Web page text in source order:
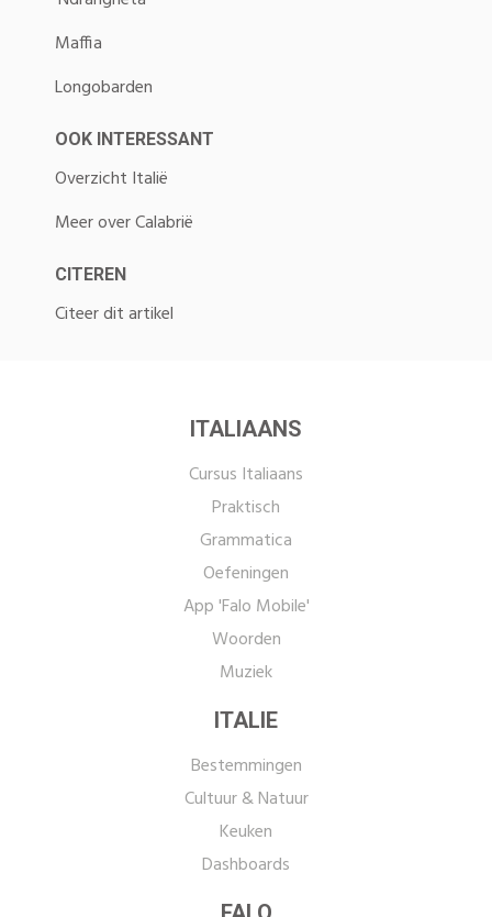
Maffia
Longobarden
OOK INTERESSANT
Overzicht Italië
Meer over Calabrië
CITEREN
Citeer dit artikel
ITALIAANS
Cursus Italiaans
Praktisch
Grammatica
Oefeningen
App 'Falo Mobile'
Woorden
Muziek
ITALIE
Bestemmingen
Cultuur & Natuur
Keuken
Dashboards